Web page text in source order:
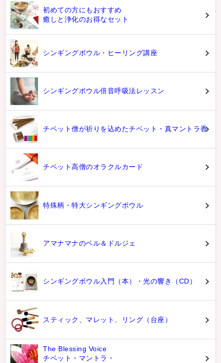
初めての方にもおすすめ
癒しと浄化のお得なセット
シンギングボウル・ヒーリング講座
シンギングボウル倍音呼吸法レッスン
チベット僧が祈りを込めたチベット・真マントラ香
チベット高僧のオラクルカード
特殊柄・特大シンギングボウル
アマナマナのベル＆ドルジェ
シンギングボウル入門（本）・光の響き（CD）
スティック、マレット、リング（台座）
The Blessing Voice
チベット・マントラ・